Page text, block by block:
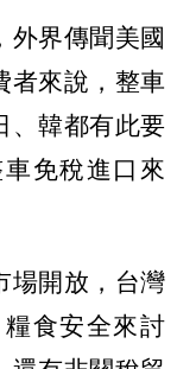
外界傳聞美國
者來說，整車
、韓都有此要
免稅進口來
場開放，台灣
食安全來討